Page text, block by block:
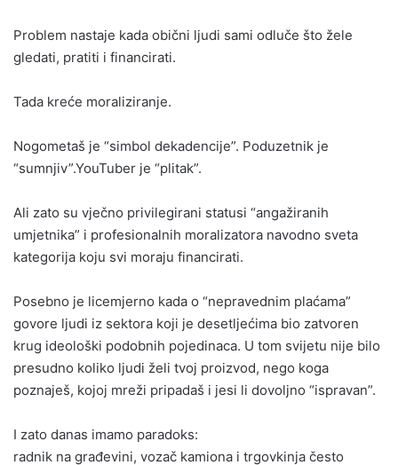
Problem nastaje kada obični ljudi sami odluče što žele
gledati, pratiti i financirati.
Tada kreće moraliziranje.
Nogometaš je “simbol dekadencije”. Poduzetnik je
“sumnjiv”.YouTuber je “plitak”.
Ali zato su vječno privilegirani statusi “angažiranih
umjetnika” i profesionalnih moralizatora navodno sveta
kategorija koju svi moraju financirati.
Posebno je licemjerno kada o “nepravednim plaćama”
govore ljudi iz sektora koji je desetljećima bio zatvoren
krug ideološki podobnih pojedinaca. U tom svijetu nije bilo
presudno koliko ljudi želi tvoj proizvod, nego koga
poznaješ, kojoj mreži pripadaš i jesi li dovoljno “ispravan”.
I zato danas imamo paradoks:
radnik na građevini, vozač kamiona i trgovkinja često